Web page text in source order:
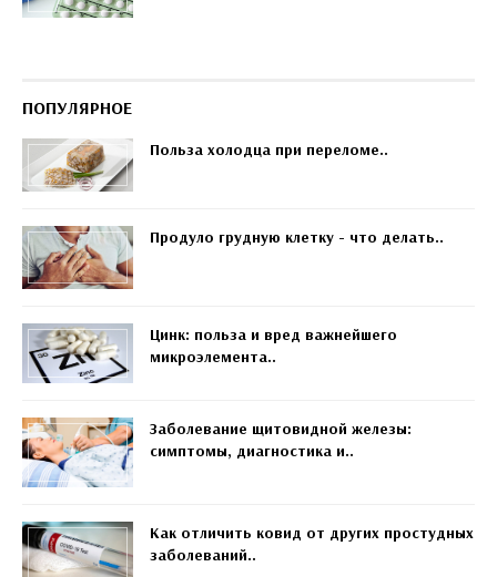
ПОПУЛЯРНОЕ
Польза холодца при переломе..
Продуло грудную клетку - что делать..
Цинк: польза и вред важнейшего
микроэлемента..
Заболевание щитовидной железы:
симптомы, диагностика и..
Как отличить ковид от других простудных
заболеваний..